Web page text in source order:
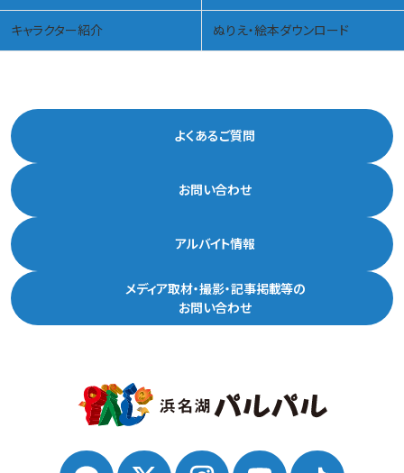
キャラクター紹介 ぬりえ・絵本ダウンロード
よくあるご質問
お問い合わせ
アルバイト情報
メディア取材・撮影・記事掲載等の
お問い合わせ